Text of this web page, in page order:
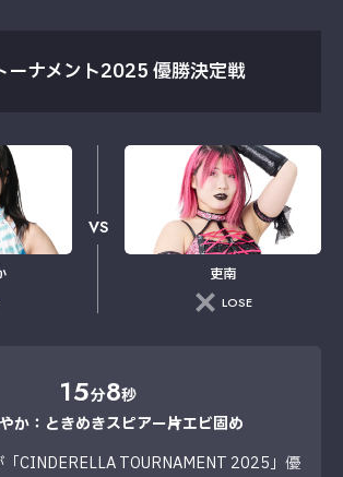
ーナメント2025 優勝決定戦
VS
吏南
LOSE
15分8秒
か：ときめきスピアー→片エビ固め
CINDERELLA TOURNAMENT 2025」優